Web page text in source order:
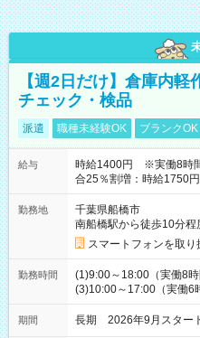
【週2日だけ】倉庫内
チェック・検品
派遣 職種未経験OK ブランクOK
給与
時給1400円 ※実働8時
合25％割増：時給1750円
勤務地
千葉県船橋市
南船橋駅から徒歩10分程
スマートフォンを取り
勤務時間
(1)9:00～18:00（実働8
(3)10:00～17:00（実働
期間 長期 2026年9月スター